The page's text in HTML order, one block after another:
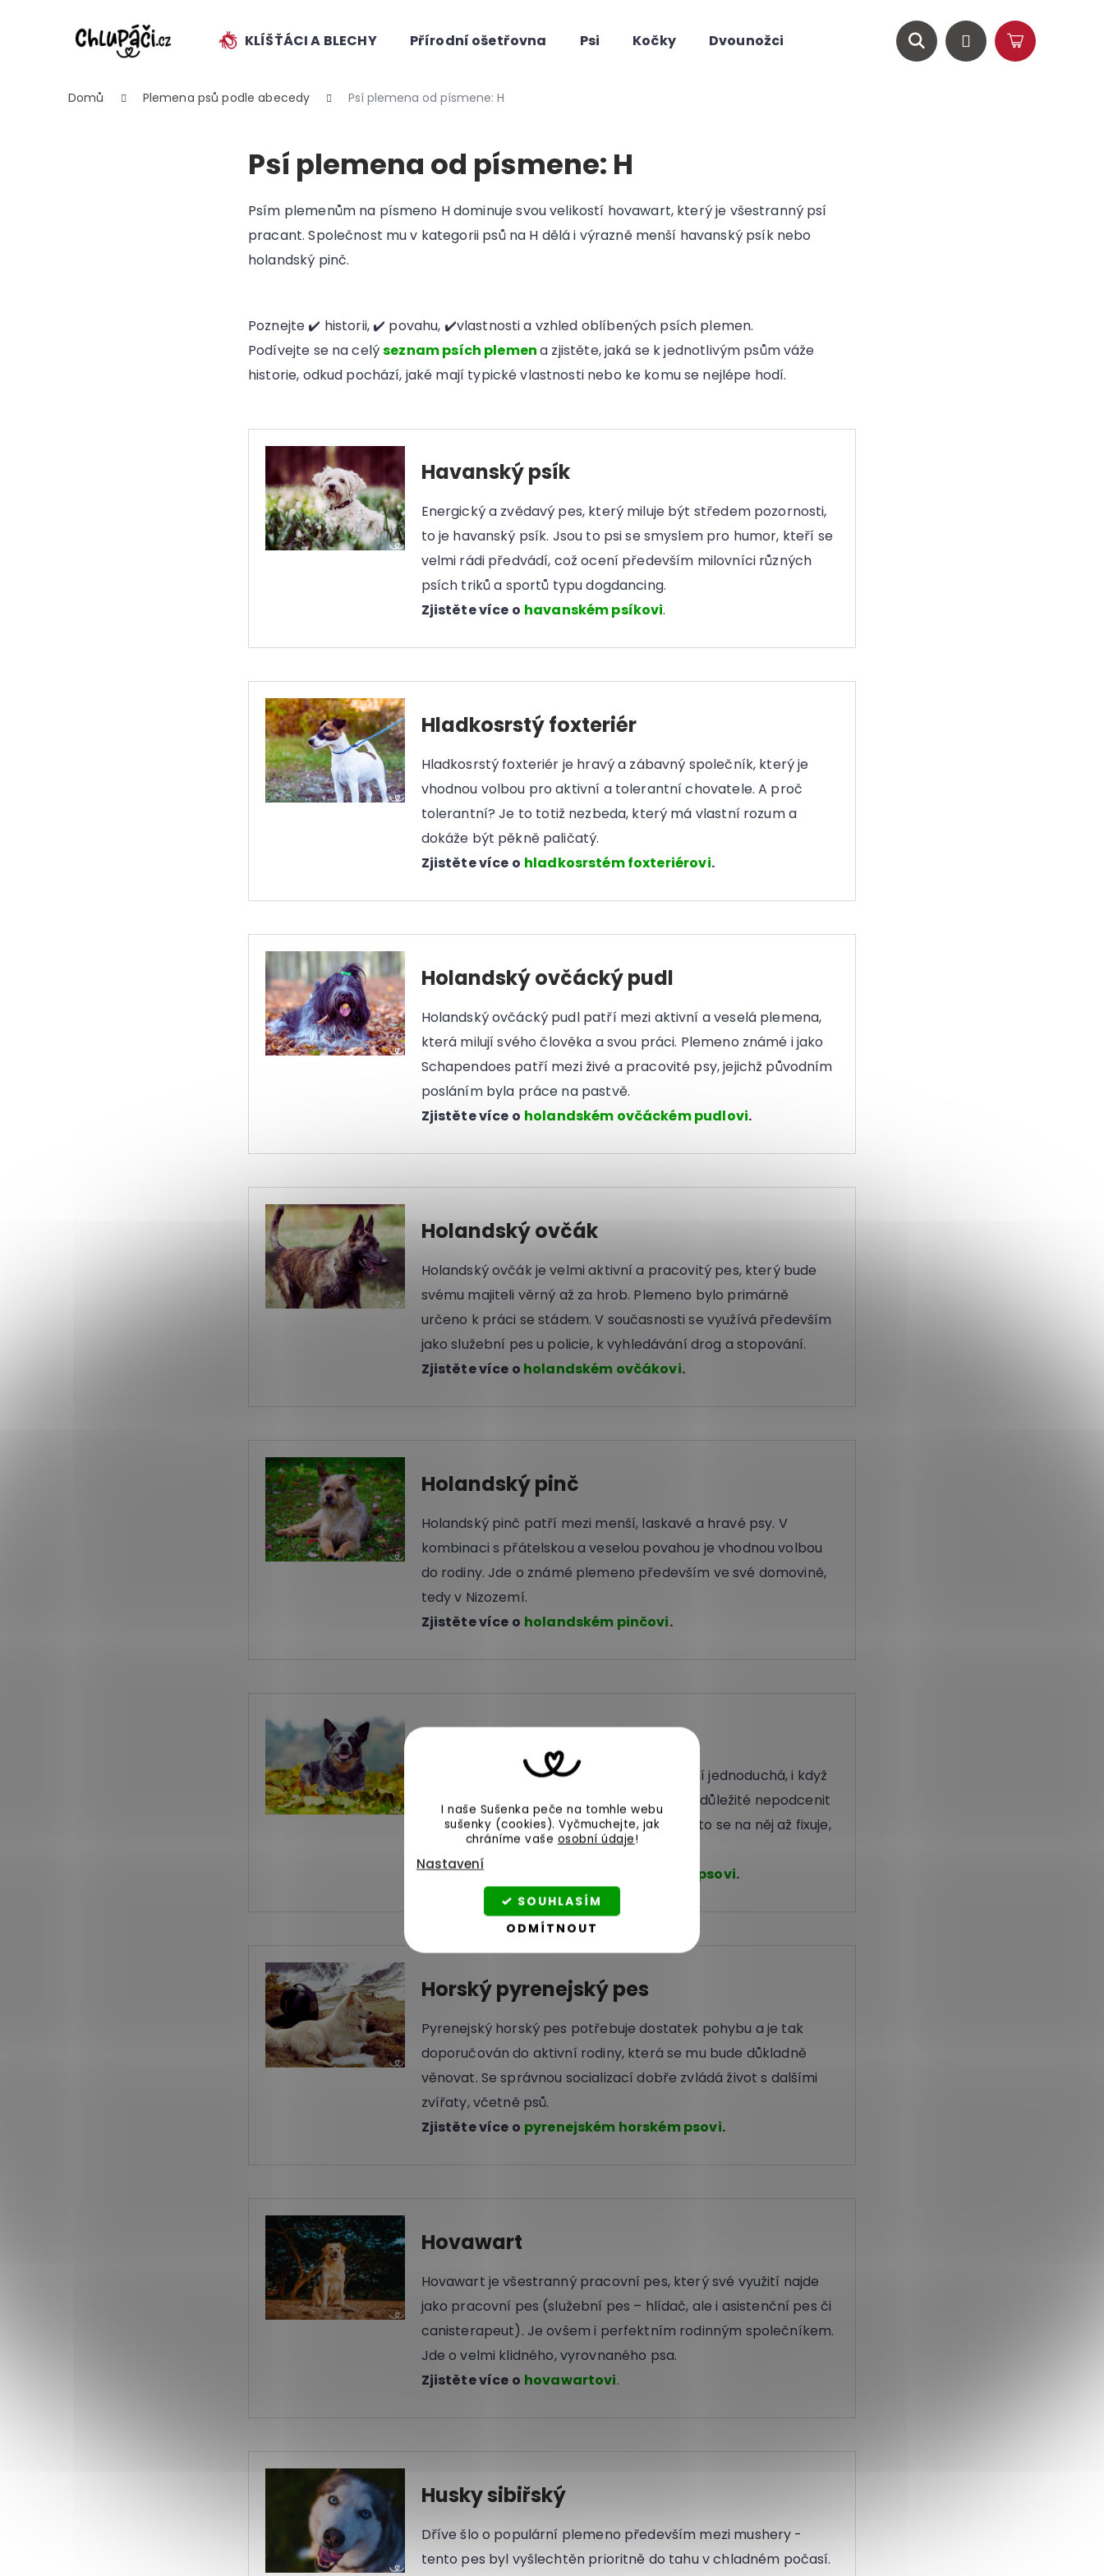
I naše Sušenka peče na tomhle webu
sušenky (cookies).Vyčmuchejte, jak
chráníme vaše osobní údaje!
Nastavení
ODMÍTNOUT
SOUHLASÍM
KLÍŠŤÁCI A BLECHY Přírodní ošetřovna Psi Kočky Dvounožci Magazín
HledatPřihlášeníNákupní
Domů Plemena psů podle abecedy Psí plemena od písmene: H
Psí plemena od písmene: H
Psím plemenům na písmeno H dominuje svou velikostí hovawart, který je všestranný psí
pracant. Společnost mu v kategorii psů na H dělá i výrazně menší havanský psík nebo
holandský pinč.
Poznejte ✔️ historii, ✔️ povahu, ✔️vlastnosti a vzhled oblíbených psích plemen.
Podívejte se na celýseznam psích plemena zjistěte, jaká se k jednotlivým psům váže
historie, odkud pochází, jaké mají typické vlastnosti nebo ke komu se nejlépe hodí.
Havanský psík
Energický a zvědavý pes, který miluje být středem pozornosti,
to je havanský psík. Jsou to psi se smyslem pro humor, kteří se
velmi rádi předvádí, což ocení především milovníci různých
psích triků a sportů typu dogdancing.
Zjistěte více o havanském psíkovi.
Hladkosrstý foxteriér
Hladkosrstý foxteriér je hravý a zábavný společník, který je
vhodnou volbou pro aktivní a tolerantní chovatele. A proč
tolerantní? Je to totiž nezbeda, který má vlastní rozum a
dokáže být pěkně paličatý.
Zjistěte více o hladkosrstém foxteriérovi.
Holandský ovčácký pudl
Holandský ovčácký pudl patří mezi aktivní a veselá plemena,
která milují svého člověka a svou práci. Plemeno známé i jako
Schapendoes patří mezi živé a pracovité psy, jejichž původním
posláním byla práce na pastvě.
Zjistěte více o holandském ovčáckém pudlovi.
Holandský ovčák
Holandský ovčák je velmi aktivní a pracovitý pes, který bude
svému majiteli věrný až za hrob. Plemeno bylo primárně
určeno k práci se stádem. V současnosti se využívá především
jako služební pes u policie, k vyhledávání drog a stopování.
Zjistěte více o holandském ovčákovi.
Holandský pinč
Holandský pinč patří mezi menší, laskavé a hravé psy. V
kombinaci s přátelskou a veselou povahou je vhodnou volbou
do rodiny. Jde o známé plemeno především ve své domovině,
tedy v Nizozemí.
Zjistěte více o holandském pinčovi.
Honácký australský pes
Výchova australského honáckého psa není jednoduchá, i když
jde o inteligentního psa. Je u něj například důležité nepodcenit
socializaci. Svého majitele sice miluje a často se na něj až fixuje,
k cizím lidem ovšem bývá nedůvěřivý.
Zjistěte více o
australském honáckém psovi.
Horský pyrenejský pes
Pyrenejský horský pes potřebuje dostatek pohybu a je tak
doporučován do aktivní rodiny, která se mu bude důkladně
věnovat. Se správnou socializací dobře zvládá život s dalšími
zvířaty, včetně psů.
Zjistěte více o pyrenejském horském psovi.
Hovawart
Hovawart je všestranný pracovní pes, který své využití najde
jako pracovní pes (služební pes – hlídač, ale i asistenční pes či
canisterapeut). Je ovšem i perfektním rodinným společníkem.
Jde o velmi klidného, vyrovnaného psa.
Zjistěte více o hovawartovi.
Husky sibiřský
Dříve šlo o populární plemeno především mezi mushery -
tento pes byl vyšlechtěn prioritně do tahu v chladném počasí.
ZPĚT
OBCHODU
ZPĚT
OBCHODU
Co potřebujete najít?